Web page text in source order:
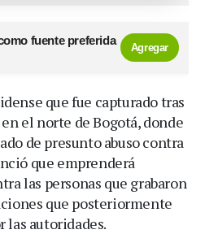
fuente preferida
Agregar
que fue capturado tras
el norte de Bogotá, donde
de presunto abuso contra
que emprenderá
las personas que grabaron
que posteriormente
las autoridades.